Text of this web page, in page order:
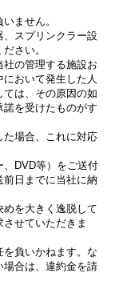
ません。
、スプリンクラー設
さい。
社の管理する施設お
おいて発生した人
は、その原因の如
を受けたものがす
た場合、これに対応
、DVD等）をご送付
前日までに当社に納
めを大きく逸脱して
せていただきま
負いかねます。な
場合は、違約金を請